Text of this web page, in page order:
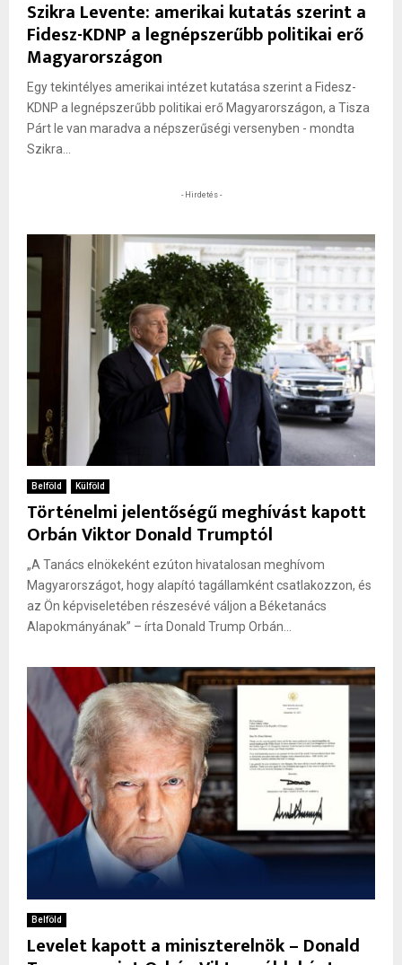
Szikra Levente: amerikai kutatás szerint a
Fidesz-KDNP a legnépszerűbb politikai erő
Magyarországon
Egy tekintélyes amerikai intézet kutatása szerint a Fidesz-
KDNP a legnépszerűbb politikai erő Magyarországon, a Tisza
Párt le van maradva a népszerűségi versenyben - mondta
Szikra...
- Hirdetés -
Belföld Külföld
Történelmi jelentőségű meghívást kapott
Orbán Viktor Donald Trumptól
„A Tanács elnökeként ezúton hivatalosan meghívom
Magyarországot, hogy alapító tagállamként csatlakozzon, és
az Ön képviseletében részesévé váljon a Béketanács
Alapokmányának” – írta Donald Trump Orbán...
Belföld
Levelet kapott a miniszterelnök – Donald